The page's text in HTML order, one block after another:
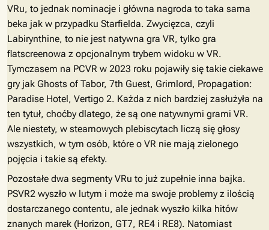
VRu, to jednak nominacje i główna nagroda to taka sama
beka jak w przypadku Starfielda. Zwycięzca, czyli
Labirynthine, to nie jest natywna gra VR, tylko gra
flatscreenowa z opcjonalnym trybem widoku w VR.
Tymczasem na PCVR w 2023 roku pojawiły się takie ciekawe
gry jak Ghosts of Tabor, 7th Guest, Grimlord, Propagation:
Paradise Hotel, Vertigo 2. Każda z nich bardziej zasłużyła na
ten tytuł, choćby dlatego, że są one natywnymi grami VR.
Ale niestety, w steamowych plebiscytach liczą się głosy
wszystkich, w tym osób, które o VR nie mają zielonego
pojęcia i takie są efekty.
Pozostałe dwa segmenty VRu to już zupełnie inna bajka.
PSVR2 wyszło w lutym i może ma swoje problemy z ilością
dostarczanego contentu, ale jednak wyszło kilka hitów
znanych marek (Horizon, GT7, RE4 i RE8). Natomiast